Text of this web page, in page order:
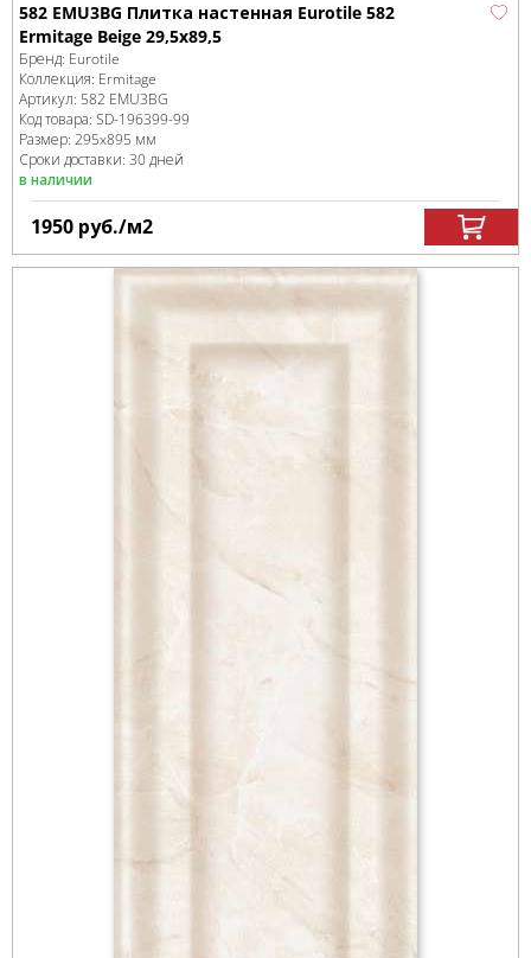
582 EMU3BG Плитка настенная Eurotile 582
Ermitage Beige 29,5х89,5
Бренд: Eurotile
Коллекция: Ermitage
Артикул: 582 EMU3BG
Код товара: SD-196399-99
Размер: 295x895 мм
Сроки доставки: 30 дней
в наличии
1950 руб./м2